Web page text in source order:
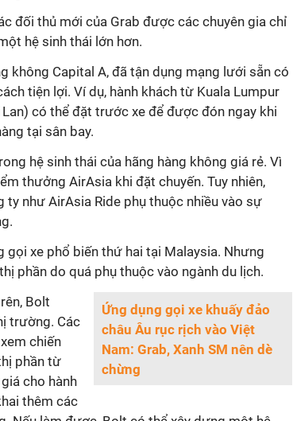
đối thủ mới của Grab được các chuyên gia chỉ
hệ sinh thái lớn hơn.
không Capital A, đã tận dụng mạng lưới sẵn có
tiện lợi. Ví dụ, hành khách từ Kuala Lumpur
có thể đặt trước xe để được đón ngay khi
tại sân bay.
hệ sinh thái của hãng hàng không giá rẻ. Vì
thưởng AirAsia khi đặt chuyến. Tuy nhiên,
ty như AirAsia Ride phụ thuộc nhiều vào sự
gọi xe phổ biến thứ hai tại Malaysia. Nhưng
phần do quá phụ thuộc vào ngành du lịch.
Ứng dụng gọi xe khuấy đảo
châu Âu rục rịch vào Việt
Nam: Grab, Xanh SM nên dè
chừng
Bolt
trường. Các
chiến
phần từ
cho hành
thêm các